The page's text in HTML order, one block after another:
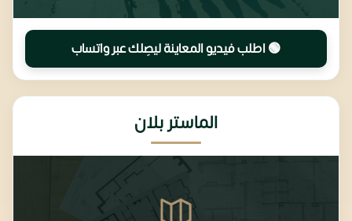
🟢 اطلب فيديو المعاينة ليصِلك عبر واتساب
الماستر بلان